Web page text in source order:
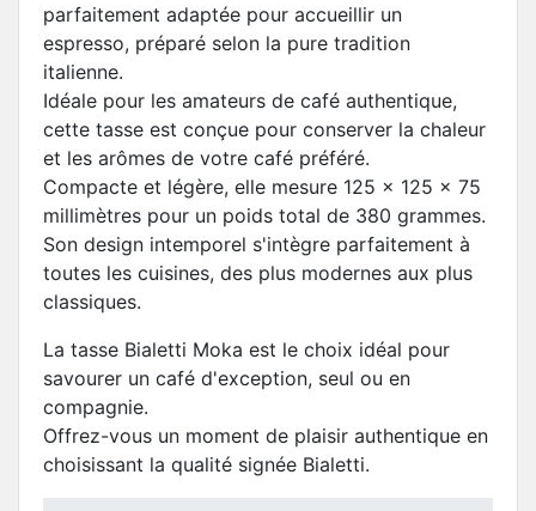
parfaitement adaptée pour accueillir un
espresso, préparé selon la pure tradition
italienne.
Idéale pour les amateurs de café authentique,
cette tasse est conçue pour conserver la chaleur
et les arômes de votre café préféré.
Compacte et légère, elle mesure 125 x 125 x 75
millimètres pour un poids total de 380 grammes.
Son design intemporel s'intègre parfaitement à
toutes les cuisines, des plus modernes aux plus
classiques.
La tasse Bialetti Moka est le choix idéal pour
savourer un café d'exception, seul ou en
compagnie.
Offrez-vous un moment de plaisir authentique en
choisissant la qualité signée Bialetti.